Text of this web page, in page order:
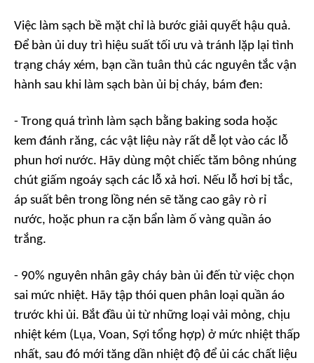
Việc làm sạch bề mặt chỉ là bước giải quyết hậu quả.
Để bàn ủi duy trì hiệu suất tối ưu và tránh lặp lại tình
trạng cháy xém, bạn cần tuân thủ các nguyên tắc vận
hành sau khi làm sạch bàn ủi bị cháy, bám đen:
- Trong quá trình làm sạch bằng baking soda hoặc
kem đánh răng, các vật liệu này rất dễ lọt vào các lỗ
phun hơi nước. Hãy dùng một chiếc tăm bông nhúng
chút giấm ngoáy sạch các lỗ xả hơi. Nếu lỗ hơi bị tắc,
áp suất bên trong lồng nén sẽ tăng cao gây rò rỉ
nước, hoặc phun ra cặn bẩn làm ố vàng quần áo
trắng.
- 90% nguyên nhân gây cháy bàn ủi đến từ việc chọn
sai mức nhiệt. Hãy tập thói quen phân loại quần áo
trước khi ủi. Bắt đầu ủi từ những loại vải mỏng, chịu
nhiệt kém (Lụa, Voan, Sợi tổng hợp) ở mức nhiệt thấp
nhất, sau đó mới tăng dần nhiệt độ để ủi các chất liệu